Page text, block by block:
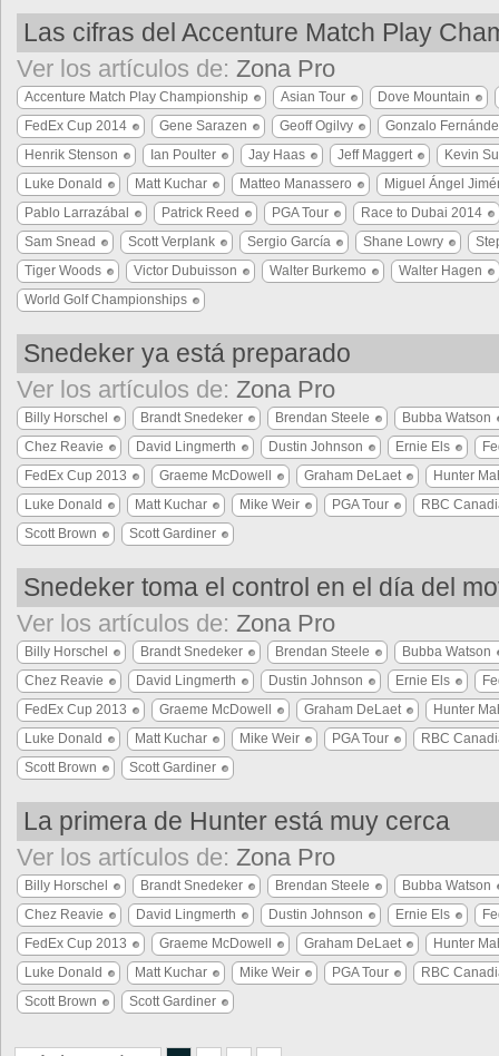
Las cifras del Accenture Match Play
Ver los artículos de: Zona Pro
Accenture Match Play Championship Asian Tour
Dove Mountain
FedEx Cup 2014
Gene Sarazen Geoff Ogilvy
Gonzalo
Henrik Stenson
Ian Poulter Jay Haas Jeff Maggert
Kevin
Luke Donald
Matt Kuchar Matteo Manassero
Miguel Ángel
Pablo Larrazábal
Patrick Reed PGA Tour
Race to Dubai 2014
Sam Snead
Scott Verplank Sergio García Shane Lowry
Tiger Woods
Victor Dubuisson Walter Burkemo
Walter Hagen
World Golf Championships
Snedeker ya está preparado
Ver los artículos de: Zona Pro
Billy Horschel Brandt Snedeker Brendan Steele
Bubba Watson
Chez Reavie
David Lingmerth Dustin Johnson Ernie Els
FedEx Cup 2013
Graeme McDowell Graham DeLaet
Hunter
Luke Donald
Matt Kuchar Mike Weir PGA Tour
RBC
Scott Brown
Scott Gardiner
Snedeker toma el control en el día del
Ver los artículos de: Zona Pro
Billy Horschel Brandt Snedeker Brendan Steele
Bubba Watson
Chez Reavie
David Lingmerth Dustin Johnson Ernie Els
FedEx Cup 2013
Graeme McDowell Graham DeLaet
Hunter
Luke Donald
Matt Kuchar Mike Weir PGA Tour
RBC
Scott Brown
Scott Gardiner
La primera de Hunter está muy cerca
Ver los artículos de: Zona Pro
Billy Horschel Brandt Snedeker Brendan Steele
Bubba Watson
Chez Reavie
David Lingmerth Dustin Johnson Ernie Els
FedEx Cup 2013
Graeme McDowell Graham DeLaet
Hunter
Luke Donald
Matt Kuchar Mike Weir PGA Tour
RBC
Scott Brown
Scott Gardiner